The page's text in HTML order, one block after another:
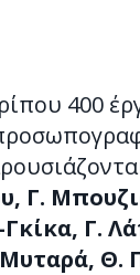
400
Γ.
Γ.
Θ.